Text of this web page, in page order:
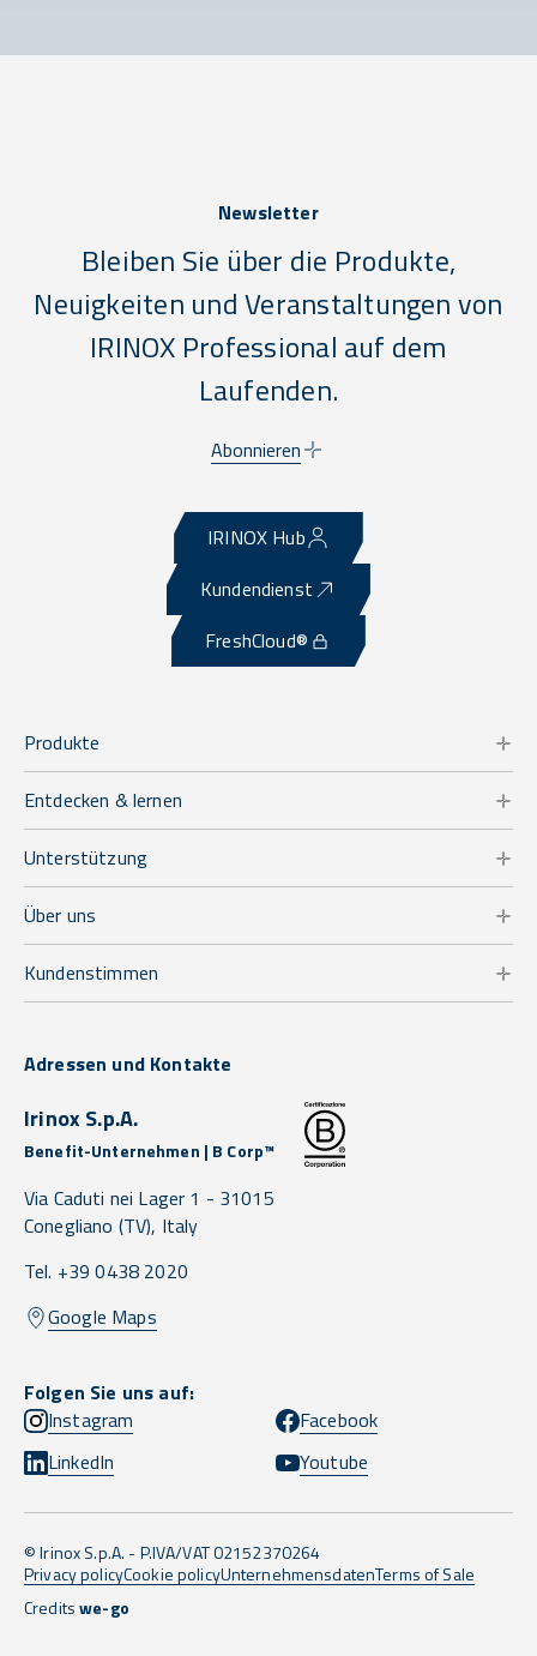
Newsletter
Bleiben Sie über die Produkte,
Neuigkeiten und Veranstaltungen von
IRINOX Professional auf dem
Laufenden.
Abonnieren
IRINOX Hub
Kundendienst
FreshCloud®
Produkte
Entdecken & lernen
Unterstützung
Über uns
Kundenstimmen
Adressen und Kontakte
Irinox S.p.A.
Benefit-Unternehmen | B Corp™
Via Caduti nei Lager 1 - 31015
Conegliano (TV), Italy
Tel. +39 0438 2020
Google Maps
Folgen Sie uns auf:
Instagram
Facebook
LinkedIn
Youtube
© Irinox S.p.A. - P.IVA/VAT 02152370264
Privacy policyCookie policyUnternehmensdatenTerms of Sale
Creditswe-go